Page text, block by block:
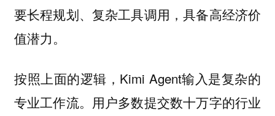
要长程规划、复杂工具调用，具备高经济价
值潜力。
按照上面的逻辑，Kimi Agent输入是复杂的
专业工作流。用户多数提交数十万字的行业